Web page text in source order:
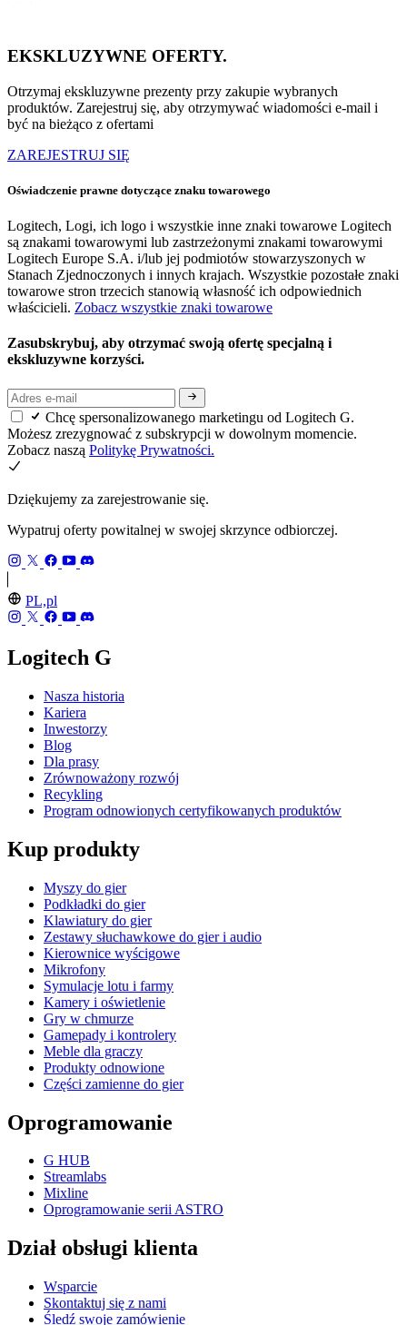
EKSKLUZYWNE OFERTY.
Otrzymaj ekskluzywne prezenty przy zakupie wybranych
produktów. Zarejestruj się, aby otrzymywać wiadomości e-mail i
być na bieżąco z ofertami
ZAREJESTRUJ SIĘ
Oświadczenie prawne dotyczące znaku towarowego
Logitech, Logi, ich logo i wszystkie inne znaki towarowe Logitech
są znakami towarowymi lub zastrzeżonymi znakami towarowymi
Logitech Europe S.A. i/lub jej podmiotów stowarzyszonych w
Stanach Zjednoczonych i innych krajach. Wszystkie pozostałe znaki
towarowe stron trzecich stanowią własność ich odpowiednich
właścicieli. Zobacz wszystkie znaki towarowe
Zasubskrybuj, aby otrzymać swoją ofertę specjalną i
ekskluzywne korzyści.
Chcę spersonalizowanego marketingu od Logitech G.
Możesz zrezygnować z subskrypcji w dowolnym momencie.
Zobacz naszą Politykę Prywatności.
Dziękujemy za zarejestrowanie się.
Wypatruj oferty powitalnej w swojej skrzynce odbiorczej.
PL,pl
Logitech G
Nasza historia
Kariera
Inwestorzy
Blog
Dla prasy
Zrównoważony rozwój
Recykling
Program odnowionych certyfikowanych produktów
Kup produkty
Myszy do gier
Podkładki do gier
Klawiatury do gier
Zestawy słuchawkowe do gier i audio
Kierownice wyścigowe
Mikrofony
Symulacje lotu i farmy
Kamery i oświetlenie
Gry w chmurze
Gamepady i kontrolery
Meble dla graczy
Produkty odnowione
Części zamienne do gier
Oprogramowanie
G HUB
Streamlabs
Mixline
Oprogramowanie serii ASTRO
Dział obsługi klienta
Wsparcie
Skontaktuj się z nami
Śledź swoje zamówienie